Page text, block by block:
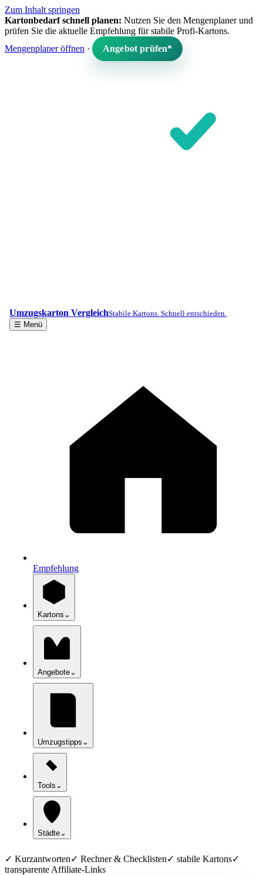
Zum Inhalt springen
Kartonbedarf schnell planen: Nutzen Sie den Mengenplaner und
prüfen Sie die aktuelle Empfehlung für stabile Profi-Kartons.
Mengenplaner öffnen · Angebot prüfen*
Umzugskarton VergleichStabile Kartons. Schnell entschieden.
☰ Menü
Empfehlung
Kartons ⌄
Angebote⌄
Umzugstipps ⌄
Tools ⌄
Städte⌄
✓ Kurzantworten✓ Rechner & Checklisten✓ stabile Kartons✓
transparente Affiliate-Links